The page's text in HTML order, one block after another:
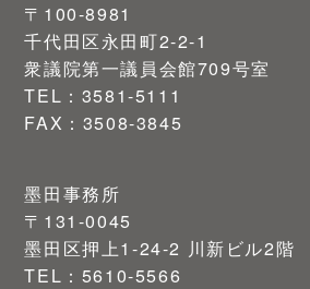
〒100-8981
千代田区永田町2-2-1
衆議院第一議員会館709号室
TEL：3581-5111
FAX：3508-3845
墨田事務所
〒131-0045
墨田区押上1-24-2 川新ビル2階
TEL：5610-5566